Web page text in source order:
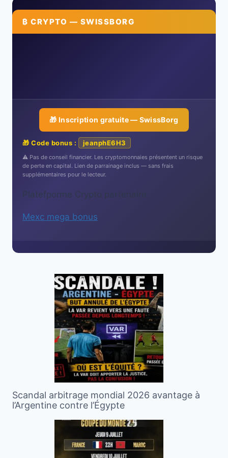
₿ CRYPTO — SWISSBORG
🎁 Inscription gratuite — SwissBorg
🎁 Code bonus : jeanphE6H3
⚠️ Pas de conseil financier. Les cryptomonnaies présentent un risque
de perte en capital. Lien de parrainage inclus — sans frais
supplémentaires pour le lecteur.
Platefporme Crypto partenaire
Mexc mega bonus
Scandal arbitrage mondial 2026 avantage à
l’Argentine contre l’Égypte